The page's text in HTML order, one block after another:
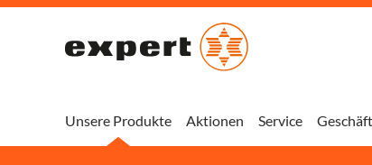
Unsere Produkte Aktionen Service